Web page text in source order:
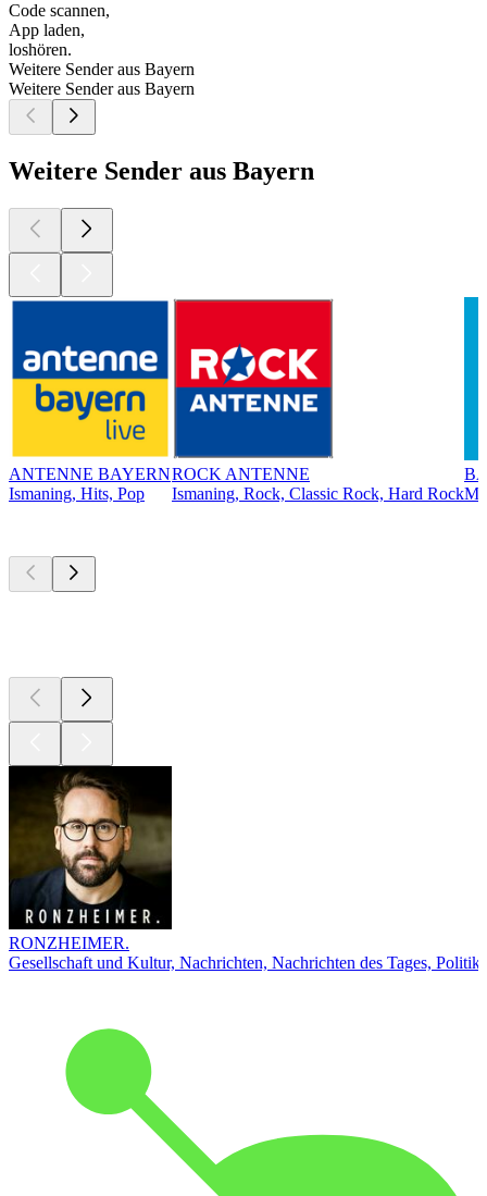
Code scannen,
App laden,
loshören.
Weitere Sender aus Bayern
Weitere Sender aus Bayern
Weitere Sender aus Bayern
ANTENNE BAYERN
Ismaning, Hits, Pop
ROCK ANTENNE
Ismaning, Rock, Classic Rock, Hard Rock
RONZHEIMER.
Gesellschaft und Kultur, Nachrichten, Nachrichten des Tages, Politik